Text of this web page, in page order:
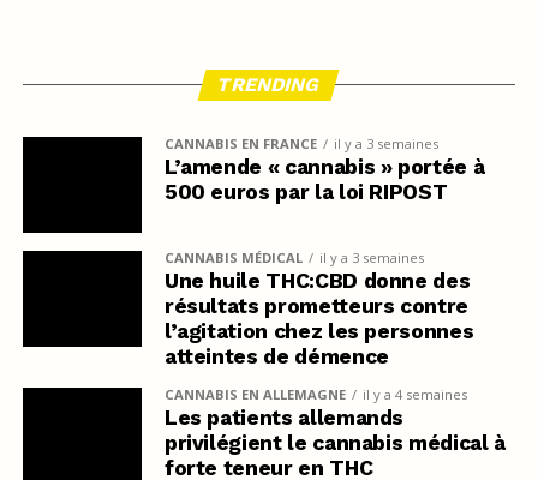
TRENDING
CANNABIS EN FRANCE il y a 3 semaines
L’amende « cannabis » portée à
500 euros par la loi RIPOST
CANNABIS MÉDICAL il y a 3 semaines
Une huile THC:CBD donne des
résultats prometteurs contre
l’agitation chez les personnes
atteintes de démence
CANNABIS EN ALLEMAGNE il y a 4 semaines
Les patients allemands
privilégient le cannabis médical à
forte teneur en THC